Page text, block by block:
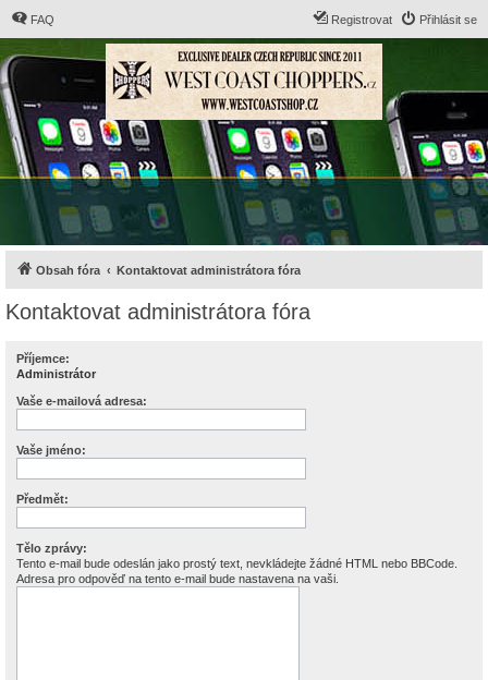
FAQ Přihlásit se
Registrovat
Obsah fóra Kontaktovat administrátora fóra
Kontaktovat administrátora fóra
Příjemce:
Administrátor
Vaše e-mailová adresa:
Vaše jméno:
Předmět:
Tělo zprávy:
Tento e-mail bude odeslán jako prostý text, nevkládejte žádné HTML nebo BBCode.
Adresa pro odpověď na tento e-mail bude nastavena na vaši.